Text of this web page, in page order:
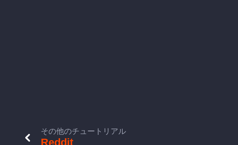
その他のチュートリアル
Reddit